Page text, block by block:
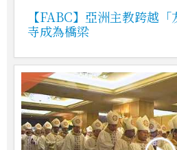
【FABC】亞洲主教跨越
寺成為橋梁